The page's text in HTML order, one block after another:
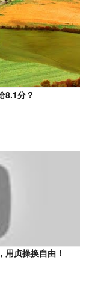
8.1分？
用贞操换自由！